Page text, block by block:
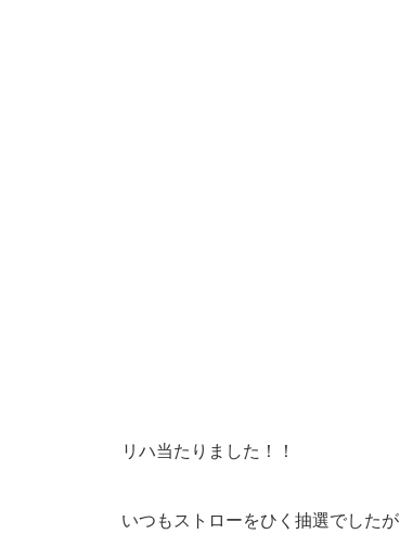
リハ当たりました！！
いつもストローをひく抽選でしたが